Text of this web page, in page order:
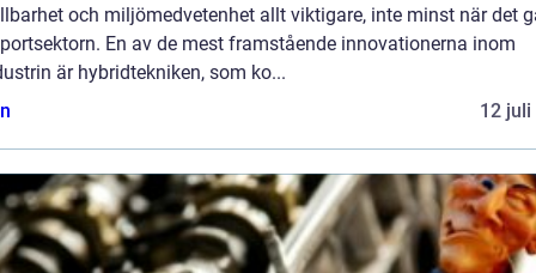
och miljömedvetenhet allt viktigare, inte minst när det
En av de mest framstående innovationerna inom
är hybridtekniken, som ko...
12 juli